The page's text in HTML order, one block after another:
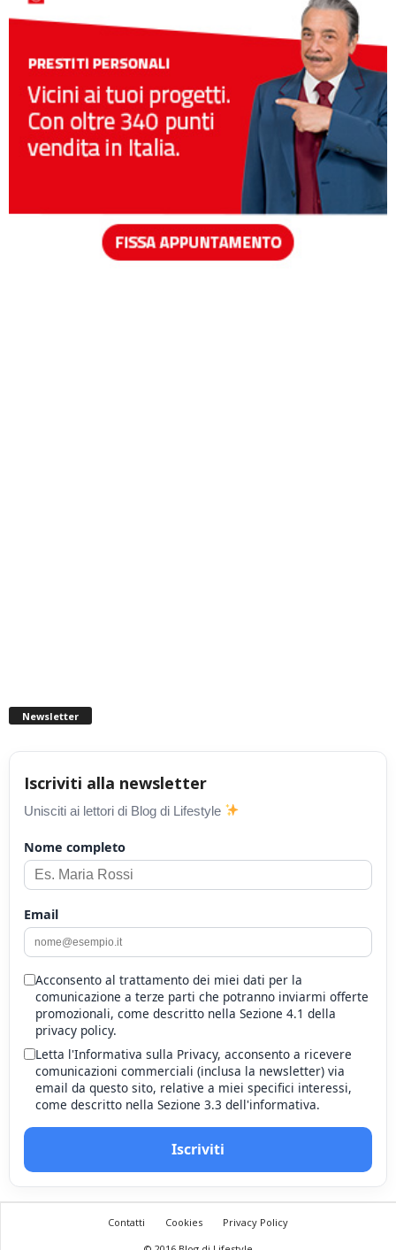
Newsletter
Iscriviti alla newsletter
Unisciti ai lettori di Blog di Lifestyle
Nome completo
Email
Acconsento al trattamento dei miei dati per la
comunicazione a terze parti che potranno inviarmi offerte
promozionali, come descritto nella Sezione 4.1 della
privacy policy.
Letta l'Informativa sulla Privacy, acconsento a ricevere
comunicazioni commerciali (inclusa la newsletter) via
email da questo sito, relative a miei specifici interessi,
come descritto nella Sezione 3.3 dell'informativa.
Iscriviti
Contatti Cookies
Privacy Policy